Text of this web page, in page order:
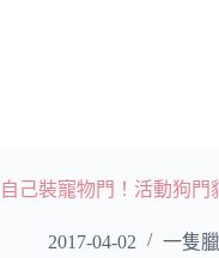
自己裝寵物門！活動狗門
2017-04-02 一隻